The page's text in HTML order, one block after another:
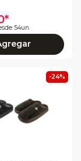
54un.
-24%